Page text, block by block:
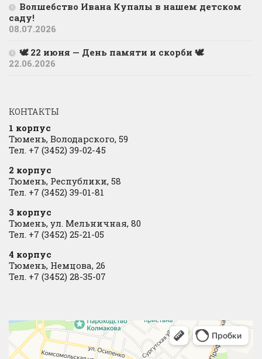
Волшебство Ивана Купалы в нашем детском
саду!
08.07.2026
🕊 22 июня — День памяти и скорби 🕊
22.06.2026
КОНТАКТЫ
1 корпус
Тюмень, Володарского, 59
Тел. +7 (3452) 39-02-45
2 корпус
Тюмень, Республики, 58
Тел. +7 (3452) 39-01-81
3 корпус
Тюмень, ул. Мельничная, 80
Тел. +7 (3452) 25-21-05
4 корпус
Тюмень, Немцова, 26
Тел. +7 (3452) 28-35-07